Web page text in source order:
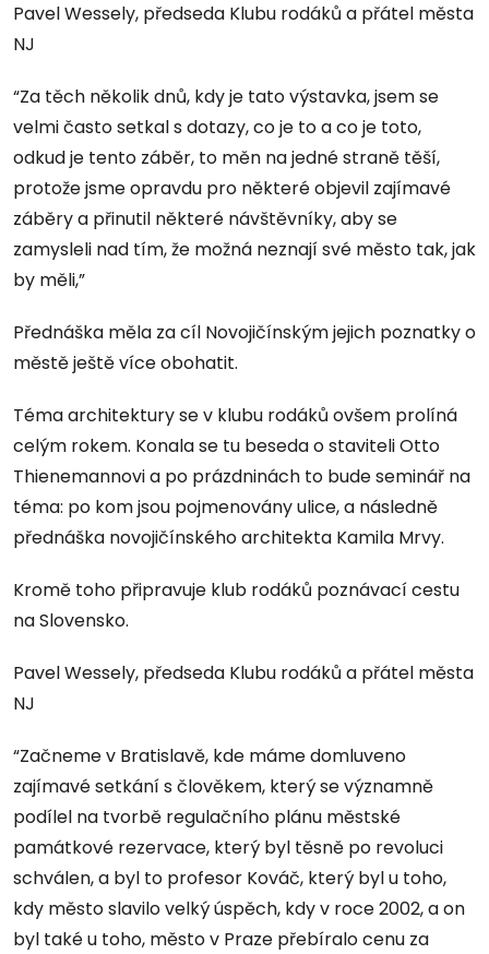
Pavel Wessely, předseda Klubu rodáků a přátel města
NJ
“Za těch několik dnů, kdy je tato výstavka, jsem se
velmi často setkal s dotazy, co je to a co je toto,
odkud je tento záběr, to měn na jedné straně těší,
protože jsme opravdu pro některé objevil zajímavé
záběry a přinutil některé návštěvníky, aby se
zamysleli nad tím, že možná neznají své město tak, jak
by měli,”
Přednáška měla za cíl Novojičínským jejich poznatky o
městě ještě více obohatit.
Téma architektury se v klubu rodáků ovšem prolíná
celým rokem. Konala se tu beseda o staviteli Otto
Thienemannovi a po prázdninách to bude seminář na
téma: po kom jsou pojmenovány ulice, a následně
přednáška novojičínského architekta Kamila Mrvy.
Kromě toho připravuje klub rodáků poznávací cestu
na Slovensko.
Pavel Wessely, předseda Klubu rodáků a přátel města
NJ
“Začneme v Bratislavě, kde máme domluveno
zajímavé setkání s člověkem, který se významně
podílel na tvorbě regulačního plánu městské
památkové rezervace, který byl těsně po revoluci
schválen, a byl to profesor Kováč, který byl u toho,
kdy město slavilo velký úspěch, kdy v roce 2002, a on
byl také u toho, město v Praze přebíralo cenu za